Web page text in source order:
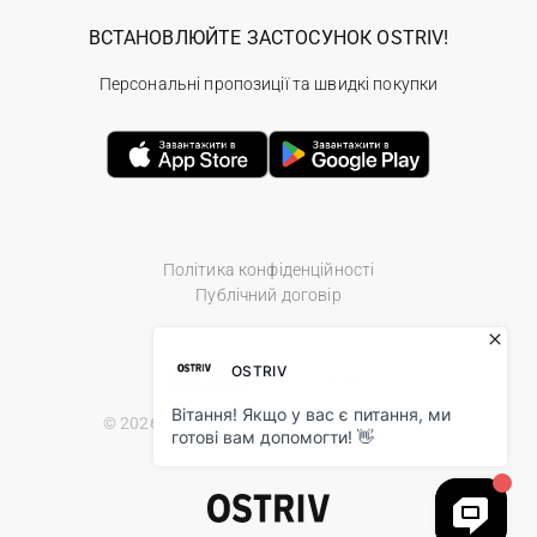
Політика конфіденційності
Публічний договір
© 2026 Ostriv.ua Store. All Rights Reserved.
ВСТАНОВЛЮЙТЕ ЗАСТОСУНОК OSTRIV!
Персональні пропозиції та швидкі покупки